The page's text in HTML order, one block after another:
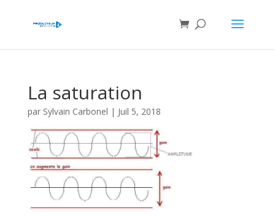
La saturation
par Sylvain Carbonel | Juil 5, 2018